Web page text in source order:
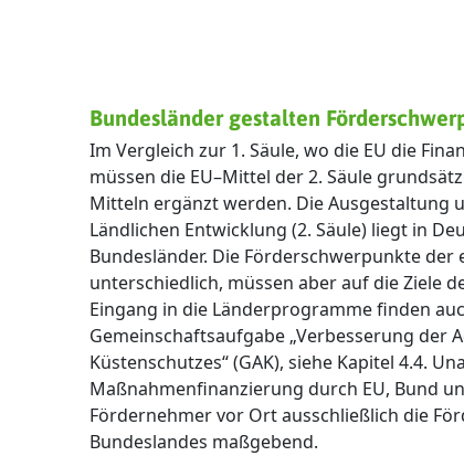
Bundesländer gestalten
Im Vergleich zur 1. Säule, wo die EU die
müssen die EU–Mittel der 2. Säule
Mitteln ergänzt werden. Die Ausgestaltung
Ländlichen Entwicklung (2. Säule) liegt in
Bundesländer. Die Förderschwerpunkte der
unterschiedlich, müssen aber auf die Ziele
Eingang in die Länderprogramme finden
Gemeinschaftsaufgabe „Verbesserung der
Küstenschutzes“ (GAK), siehe Kapitel 4.4.
Maßnahmenfinanzierung durch EU, Bund
Fördernehmer vor Ort ausschließlich die
Bundeslandes maßgebend.